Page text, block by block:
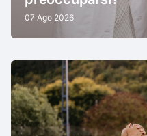
07 Ago 2026